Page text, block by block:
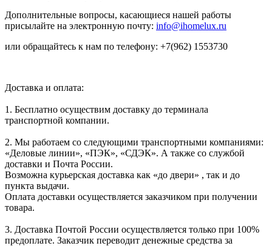
Дополнительные вопросы, касающиеся нашей работы
присылайте на электронную почту: info@ihomelux.ru
или обращайтесь к нам по телефону: +7(962) 1553730
Доставка и оплата:
1. Бесплатно осуществим доставку до терминала
транспортной компании.
2. Мы работаем со следующими транспортными компаниями:
«Деловые линии», «ПЭК», «СДЭК». А также со службой
доставки и Почта России.
Возможна курьерская доставка как «до двери» , так и до
пункта выдачи.
Оплата доставки осуществляется заказчиком при получении
товара.
3. Доставка Почтой России осуществляется только при 100%
предоплате. Заказчик переводит денежные средства за